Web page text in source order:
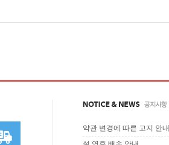
약관 변경에 따른 고지 안내